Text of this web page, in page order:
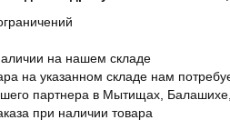
на нашем складе
на указанном складе нам
партнера в Мытищах,
при наличии товара